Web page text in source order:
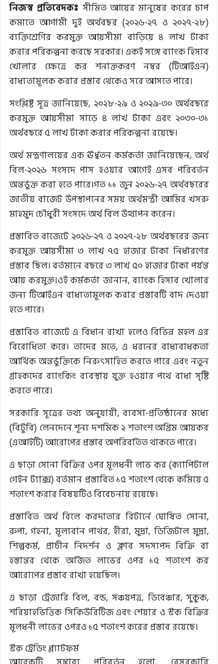
নিজস্ব প্রতিবেদকঃ সীমিত আয়ের মানুষের করের চাপ
কমাতে আগামী দুই অর্থবছর (২০২৬-২৭ ও ২০২৭-২৮)
ব্যক্তিশ্রেণির করমুক্ত আয়সীমা বাড়িয়ে ৪ লাখ টাকা
করার পরিকল্পনা করছে সরকার। একই সঙ্গে ব্যাংক হিসাব
খোলার ক্ষেত্রে কর শনাক্তকরণ নম্বর (টিআইএন)
বাধ্যতামূলক করার প্রস্তাব থেকেও সরে আসতে পারে।
সংশ্লিষ্ট সূত্র জানিয়েছে, ২০২৮-২৯ ও ২০২৯-৩০ অর্থবছরে
করমুক্ত আয়সীমা সাড়ে ৪ লাখ টাকা এবং ২০৩০-৩১
অর্থবছরে ৫ লাখ টাকা করার পরিকল্পনা রয়েছে।
অর্থ মন্ত্রণালয়ের এক ঊর্ধ্বতন কর্মকর্তা জানিয়েছেন, অর্থ
বিল-২০২৬ সংসদে পাস হওয়ার আগেই এসব পরিবর্তন
অন্তর্ভুক্ত করা হতে পারে।গত ১১ জুন ২০২৬-২৭ অর্থবছরের
জাতীয় বাজেট উপস্থাপনের সময় অর্থমন্ত্রী আমির খসরু
মাহমুদ চৌধুরী সংসদে অর্থ বিল উত্থাপন করেন।
প্রস্তাবিত বাজেটে ২০২৬-২৭ ও ২০২৭-২৮ অর্থবছরের জন্য
করমুক্ত আয়সীমা ৩ লাখ ৭৫ হাজার টাকা নির্ধারণের
প্রস্তাব ছিল। বর্তমানে বছরে ৩ লাখ ৫০ হাজার টাকা পর্যন্ত
আয় করমুক্ত।ওই কর্মকর্তা জানান, ব্যাংক হিসাব খোলার
জন্য টিআইএন বাধ্যতামূলক করার প্রস্তাবটি বাদ দেওয়া
হতে পারে।
প্রস্তাবিত বাজেটে এ বিধান রাখা হলেও বিভিন্ন মহল এর
বিরোধিতা করে। তাদের মতে, এ ধরনের বাধ্যবাধকতা
আর্থিক অন্তর্ভুক্তিকে নিরুৎসাহিত করতে পারে এবং নতুন
গ্রাহকদের ব্যাংকিং ব্যবস্থায় যুক্ত হওয়ার পথে বাধা সৃষ্টি
করতে পারে।
সরকারি সূত্রের তথ্য অনুযায়ী, ব্যবসা-প্রতিষ্ঠানের মধ্যে
(বিটুবি) লেনদেনে শূন্য দশমিক ২ শতাংশ অগ্রিম আয়কর
(এআইটি) আরোপের প্রস্তাব অপরিবর্তিত থাকতে পারে।
এ ছাড়া সোনা বিক্রির ওপর মূলধনী লাভ কর (ক্যাপিটাল
গেইন ট্যাক্স) বর্তমান প্রস্তাবিত ১৫ শতাংশ থেকে কমিয়ে ৫
শতাংশ করার বিষয়টিও বিবেচনায় রয়েছে।
প্রস্তাবিত অর্থ বিলে করদাতার রিটার্নে ঘোষিত সোনা,
রুপা, গহনা, মূল্যবান পাথর, হীরা, মুদ্রা, ডিজিটাল মুদ্রা,
শিল্পকর্ম, প্রাচীন নিদর্শন ও ক্লাব সদস্যপদ বিক্রি বা
হস্তান্তর থেকে অর্জিত লাভের ওপর ১৫ শতাংশ কর
আরোপের প্রস্তাব রাখা হয়েছিল।
এ ছাড়া ট্রেজারি বিল, বন্ড, সঞ্চয়পত্র, ডিবেঞ্চার, সুকুক,
শরিয়াহভিত্তিক সিকিউরিটিজ এবং শেয়ার ও স্টক বিক্রির
মূলধনী লাভের ওপরও ১৫ শতাংশ করের প্রস্তাব রয়েছে।
স্টক ট্রেডিং প্ল্যাটফর্ম